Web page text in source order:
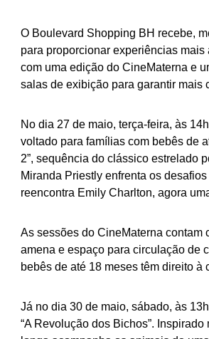
O Boulevard Shopping BH recebe,
para proporcionar experiências
com uma edição do CineMaterna e
salas de exibição para garantir mais
No dia 27 de maio, terça-feira, às
voltado para famílias com bebês de
2”, sequência do clássico estrelado
Miranda Priestly enfrenta os
reencontra Emily Charlton, agora
As sessões do CineMaterna contam
amena e espaço para circulação de
bebês de até 18 meses têm direito à
Já no dia 30 de maio, sábado, às
“A Revolução dos Bichos”.